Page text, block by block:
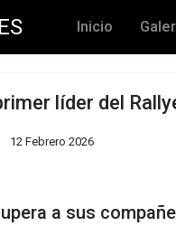
Inicio
líder del
12 Febrero 2026
a sus